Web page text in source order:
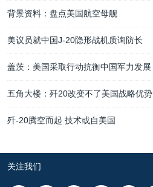
背景资料：盘点美国航空母舰
美议员就中国J-20隐形战机质询防长
盖茨：美国采取行动抗衡中国军力发展
五角大楼：歼20改变不了美国战略优势
歼-20腾空而起 技术或自美国
关注我们